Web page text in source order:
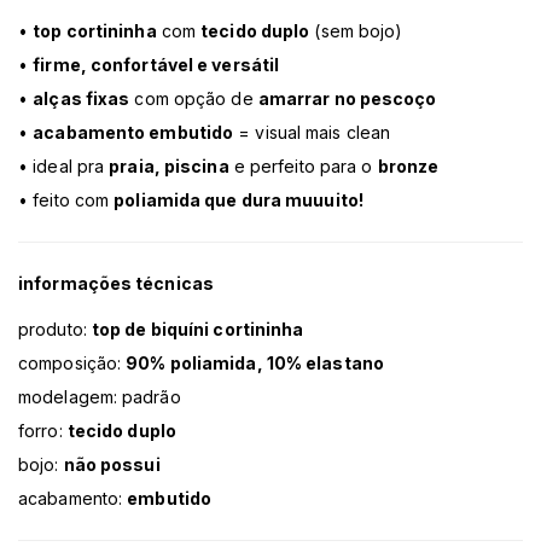
• top cortininha com tecido duplo (sem bojo)
•firme, confortável e versátil
• alças fixas com opção de amarrar no pescoço
• acabamento embutido = visual mais clean
• ideal pra praia, piscina e perfeito para o bronze
• feito com poliamida que dura muuuito!
informações técnicas
produto: top de biquíni cortininha
composição: 90% poliamida, 10% elastano
modelagem: padrão
forro: tecido duplo
bojo: não possui
acabamento: embutido